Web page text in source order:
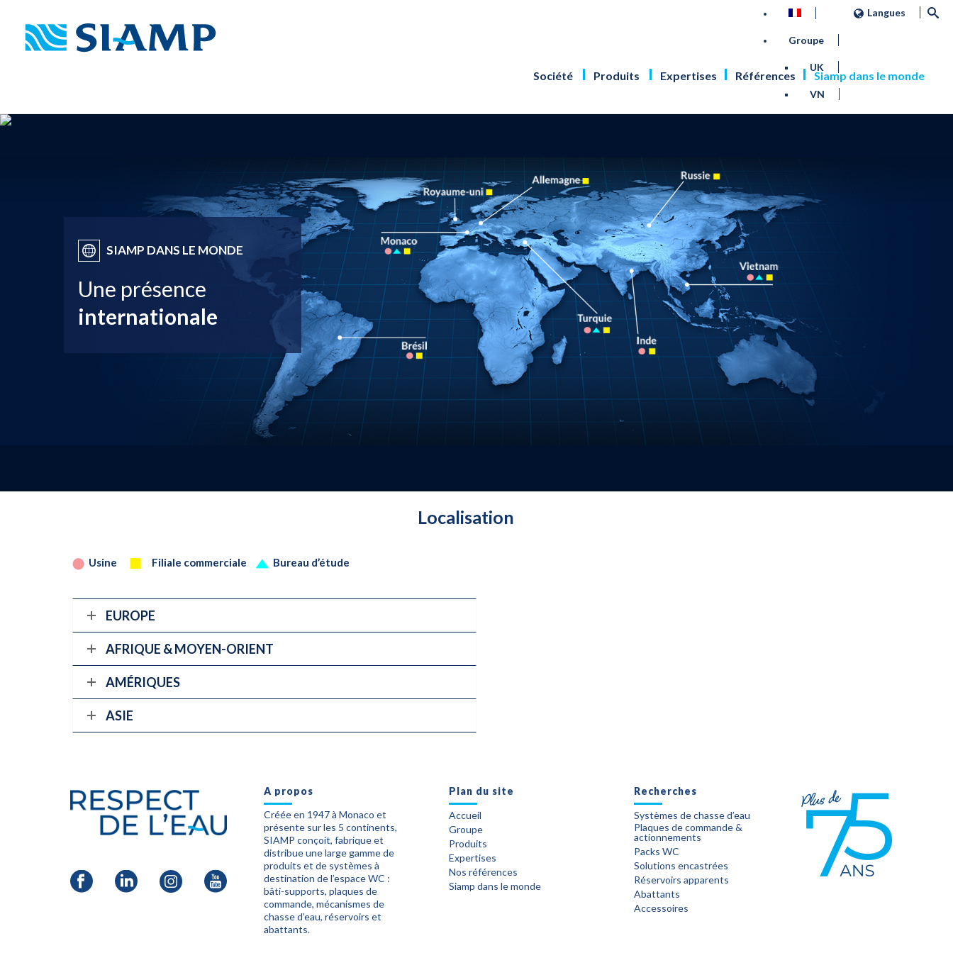
Langues
Groupe
UK
VN
Société Produits Expertises Références Siamp dans le monde
SIAMP DANS LE MONDE
Une présence
internationale
Localisation
Usine Filiale commerciale Bureau d’étude
EUROPE
AFRIQUE & MOYEN-ORIENT
AMÉRIQUES
ASIE
A propos
Créée en 1947 à Monaco et
présente sur les 5 continents,
SIAMP conçoit, fabrique et
distribue une large gamme de
produits et de systèmes à
destination de l’espace WC :
bâti-supports, plaques de
commande, mécanismes de
chasse d’eau, réservoirs et
abattants.
Plan du site
Accueil
Groupe
Produits
Expertises
Nos références
Siamp dans le monde
Recherches
Systèmes de chasse d’eau
Plaques de commande &
actionnements
Packs WC
Solutions encastrées
Réservoirs apparents
Abattants
Accessoires